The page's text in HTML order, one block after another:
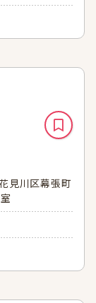
見川区幕張町